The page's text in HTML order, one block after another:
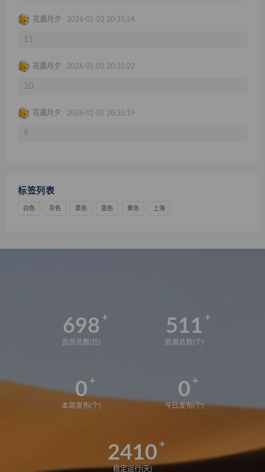
花晨月夕 2026-01-02 20:35:24
11
花晨月夕 2026-01-02 20:35:22
10
花晨月夕 2026-01-02 20:35:19
9
标签列表
白色 灰色 黑色 蓝色 黄色 上海
698
会员总数(位)
511
资源总数(个)
0
本周发布(个)
0
今日发布(个)
2410
稳定运行(天)